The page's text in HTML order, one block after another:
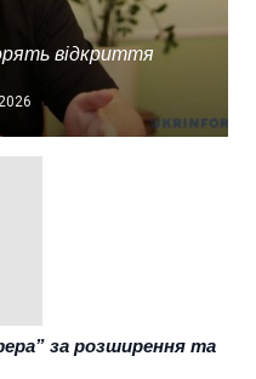
відкриття
за розширення та